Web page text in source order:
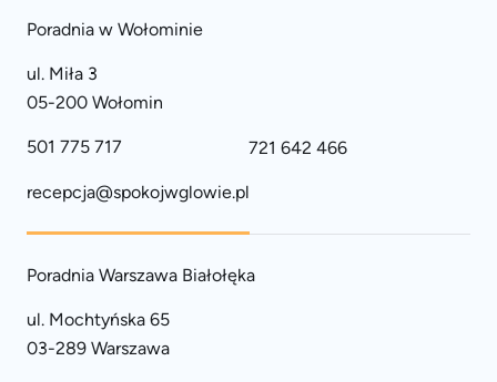
Poradnia w Wołominie
ul. Miła 3
05-200 Wołomin
501 775 717 721 642 466
recepcja@spokojwglowie.pl
Poradnia Warszawa Białołęka
ul. Mochtyńska 65
03-289 Warszawa